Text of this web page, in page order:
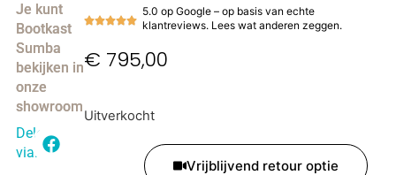
Je kunt
Bootkast
Sumba
bekijken in
onze
showroom
Delen
via:
5.0 op Google – op basis van echte
klantreviews. Lees wat anderen zeggen.
€ 795,00
Uitverkocht
Vrijblijvend retour optie